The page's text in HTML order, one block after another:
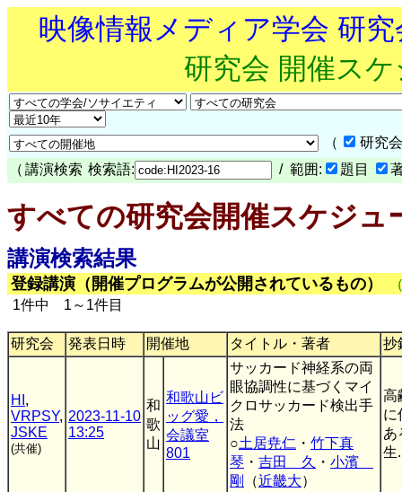
映像情報メディア学会 研
研究会 開催ス
（
研究
（ 講演検索 検索語: / 範囲: 題目
すべての研究会開催スケジュ
講演検索結果
登録講演（開催プログラムが公開されているもの）
1件中 1～1件目
研究会 発表日時 開催地 タイトル・著者 抄
HI ,
VRPSY,
JSKE
(共催)
2023-11-10
13:25
和
歌
山
和歌山ビ
ッグ愛，
会議室
801
サッカード神経系の両
眼協調性に基づくマイ
クロサッカード検出手
法
○土居尭仁 ・ 竹下真
琴 ・ 吉田 久 ・ 小濱
剛
（近畿大）
高
に
あ
生